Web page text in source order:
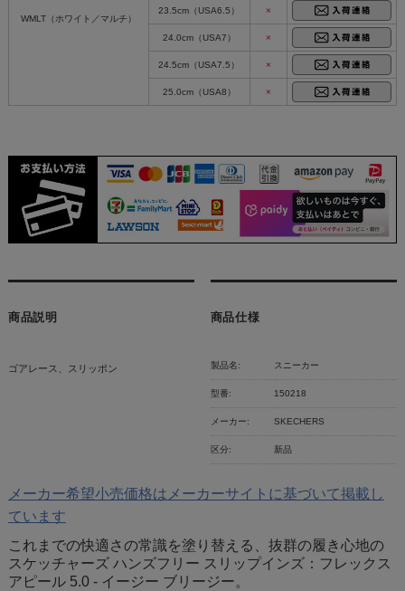
WMLT（ホワイト／マルチ）
23.5cm（USA6.5） ×
24.0cm（USA7） ×
24.5cm（USA7.5） ×
25.0cm（USA8） ×
商品説明
ゴアレース、スリッポン
商品仕様
製品名: スニーカー
型番: 150218
メーカー: SKECHERS
区分: 新品
メーカー希望小売価格はメーカーサイトに基づいて掲載し
ています
これまでの快適さの常識を塗り替える、抜群の履き心地の
スケッチャーズ ハンズフリー スリップインズ：フレックス
アピール 5.0 - イージー ブリージー。